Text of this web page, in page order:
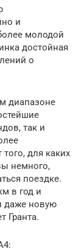
и
молодой
достойная
о
диапазоне
так и
для каких
немного,
поездке.
в год и
даже новую
Гранта.